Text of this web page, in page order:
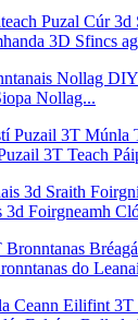
3D Sfincs
Nollag...
3T Teach
Foirgneamh
do